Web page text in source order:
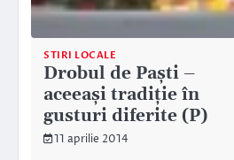
STIRI LOCALE
Drobul de Paşti –
aceeaşi tradiţie în
gusturi diferite (P)
11 aprilie 2014